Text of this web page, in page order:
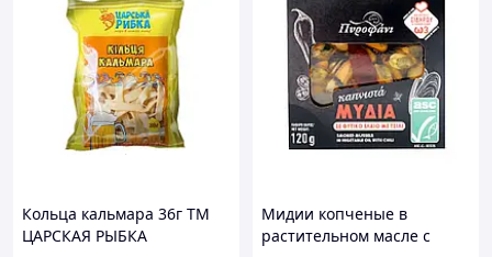
Кольца кальмара 36г ТМ
ЦАРСКАЯ РЫБКА
Мидии копченые в
растительном масле с